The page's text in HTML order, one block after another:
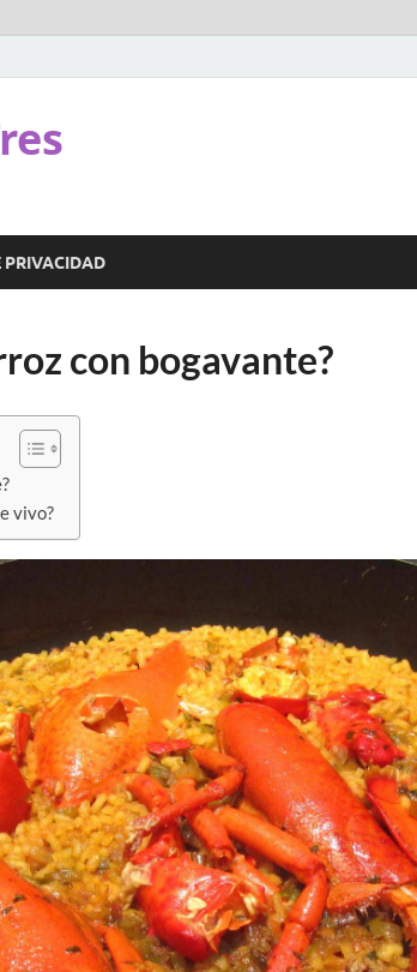
PRIVACIDAD
con bogavante?
vivo?